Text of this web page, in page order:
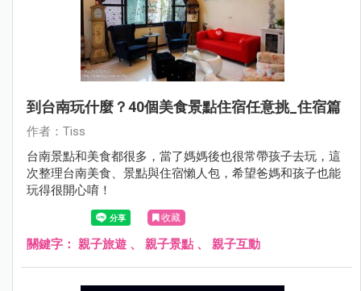
到台南玩什麼？40個美食景點住宿任意挑_住宿篇
作者：Tiss
台南景點和美食都很多，當了媽媽後也很常帶孩子去玩，這
次整理台南美食、景點與住宿懶人包，希望爸媽和孩子也能
玩得很開心唷！
收藏
關鍵字： 親子旅遊 、 親子景點 、 親子互動